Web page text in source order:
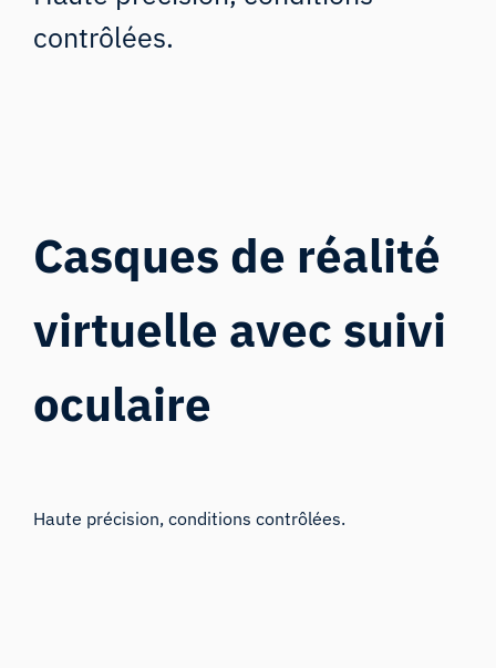
contrôlées.
Casques de réalité
virtuelle avec suivi
oculaire
Haute précision, conditions contrôlées.